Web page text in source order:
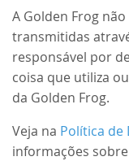
A Golden Frog
transmitidas
responsável por
coisa que utiliza
da Golden Frog.
Veja na Política de
informações